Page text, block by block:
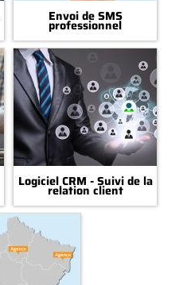
Envoi de SMS
professionnel
Logiciel CRM - Suivi de la
relation client